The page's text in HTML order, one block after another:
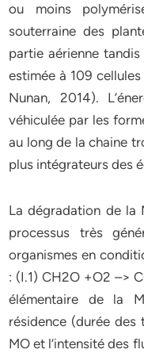
ou moins
souterraine des
partie aérienne
estimée à 109
Nunan, 2014).
véhiculée par les
au long de la chaine
plus intégrateurs des
La dégradation de la
processus très
organismes en
: (I.1) CH2O +O2 –>
élémentaire de la
résidence (durée
MO et l’intensité des